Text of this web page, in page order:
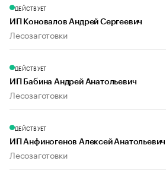
ДЕЙСТВУЕТ
ИП Коновалов Андрей Сергеевич
Лесозаготовки
ДЕЙСТВУЕТ
ИП Бабина Андрей Анатольевич
Лесозаготовки
ДЕЙСТВУЕТ
ИП Анфиногенов Алексей Анатольевич
Лесозаготовки